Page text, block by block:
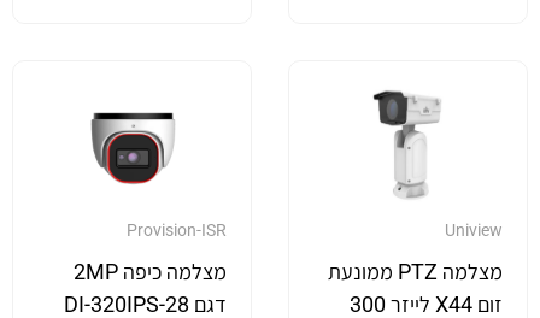
Uniview
מצלמה PTZ ממונעת
זום X44 לייזר 300
Provision-ISR
מצלמה כיפה 2MP
דגם DI-320IPS-28